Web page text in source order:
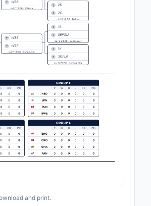
and print.